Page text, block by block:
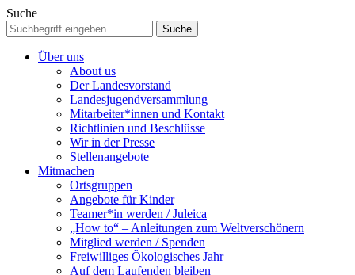
Suche
Über uns
About us
Der Landesvorstand
Landesjugendversammlung
Mitarbeiter*innen und Kontakt
Richtlinien und Beschlüsse
Wir in der Presse
Stellenangebote
Mitmachen
Ortsgruppen
Angebote für Kinder
Teamer*in werden / Juleica
„How to“ – Anleitungen zum Weltverschönern
Mitglied werden / Spenden
Freiwilliges Ökologisches Jahr
Auf dem Laufenden bleiben